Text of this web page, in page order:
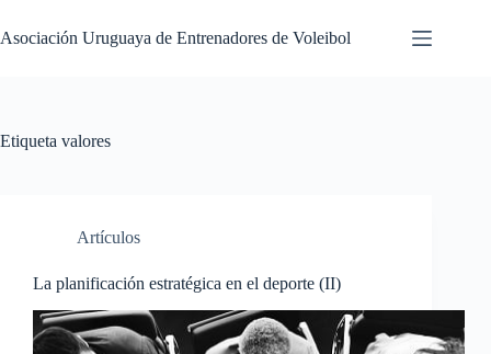
al
contenido
Asociación Uruguaya de Entrenadores de Voleibol
Etiqueta valores
Artículos
La planificación estratégica en el deporte (II)